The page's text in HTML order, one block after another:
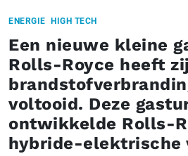
ENERGIE HIGH TECH
Een nieuwe kleine
Rolls-Royce heeft
voltooid. Deze
ontwikkelde Rolls-
hybride-elektrische